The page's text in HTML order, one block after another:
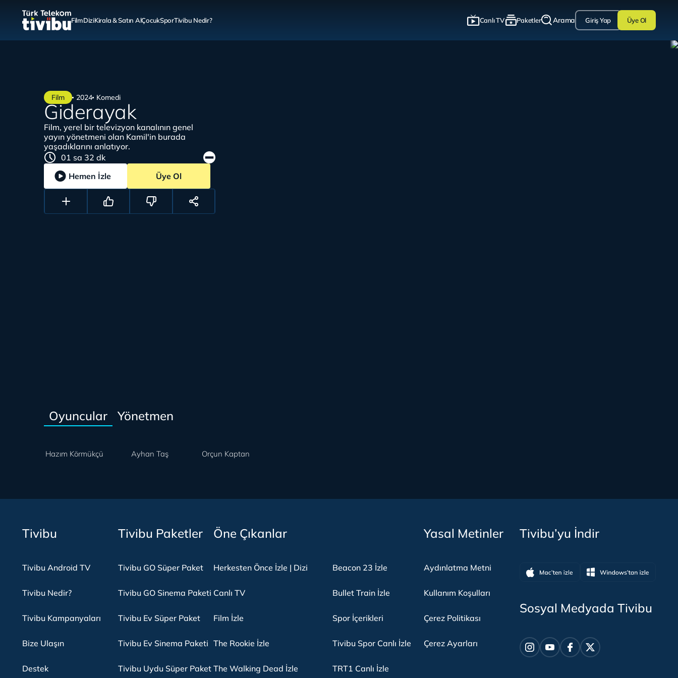
FilmDiziKirala & Satın AlÇocukSporTivibu Nedir? Canlı TV Paketler Arama Giriş Yap Üye Ol
Film 2024 Komedi
Giderayak
Film, yerel bir televizyon kanalının genel
yayın yönetmeni olan Kamil'in burada
yaşadıklarını anlatıyor.
01 sa 32 dk
Hemen İzle
Üye Ol
Oyuncular Yönetmen
Hazım Körmükçü Ayhan Taş Orçun Kaptan
Tivibu
Tivibu Android TV
Tivibu Nedir?
Tivibu Kampanyaları
Bize Ulaşın
Destek
Tivibu Paketler
Tivibu GO Süper Paket
Tivibu GO Sinema Paketi
Tivibu Ev Süper Paket
Tivibu Ev Sinema Paketi
Tivibu Uydu Süper Paket
Öne Çıkanlar
Herkesten Önce İzle | Dizi
Canlı TV
Film İzle
The Rookie İzle
The Walking Dead İzle
Beacon 23 İzle
Bullet Train İzle
Spor İçerikleri
Tivibu Spor Canlı İzle
TRT1 Canlı İzle
Yasal Metinler
Aydınlatma Metni
Kullanım Koşulları
Çerez Politikası
Çerez Ayarları
Tivibu’yu İndir
Sosyal Medyada Tivibu